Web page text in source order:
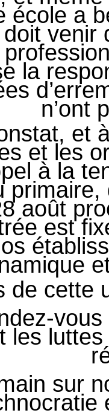
école a
venir
la
n’ont
et
et les
à la
août
est
de cette
les
sur